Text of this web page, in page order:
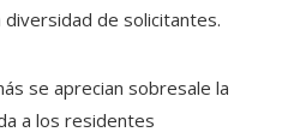
diversidad de solicitantes.
se aprecian sobresale la
a los residentes